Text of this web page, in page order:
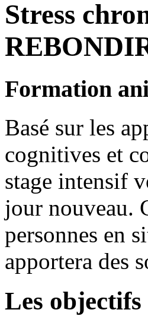
Stress
Formation
Basé sur les
cognitives et
stage intensif
jour nouveau.
personnes en
apportera des
Les